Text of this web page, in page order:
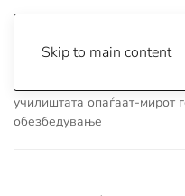
Skip to main content
училиштата опаѓаат-мирот
обезбедување